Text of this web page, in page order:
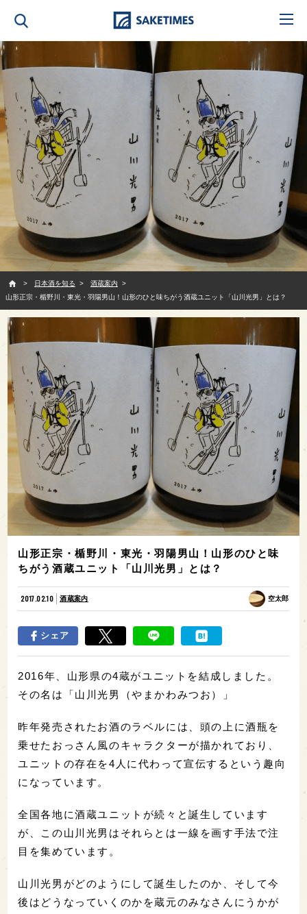
日本酒を知る
酒蔵案内
山形正宗・楯野川・東光・羽陽男山！山形のひと味ちがう酒蔵ユニット「山川光男」とは？
山形正宗・楯野川・東光・羽陽男山！山形のひと味
ちがう酒蔵ユニット「山川光男」とは？
2017.02.10 酒蔵案内 空太郎
シェア
2016年、山形県の4蔵がユニットを結成しました。
その名は「山川光男（やまかわみつお）」
昨年発売されたお酒のラベルには、頭の上に酒瓶を
乗せたおっさん風のキャラクターが描かれており、
ユニットの存在を4人に代わって宣伝するという趣向
になっています。
全国各地に酒蔵ユニットが続々と誕生しています
が、この山川光男はそれらとは一線を画す手法で注
目を集めています。
山川光男がどのようにして誕生したのか、そして今
後はどうなっていくのかを蔵元のみなさんにうかが